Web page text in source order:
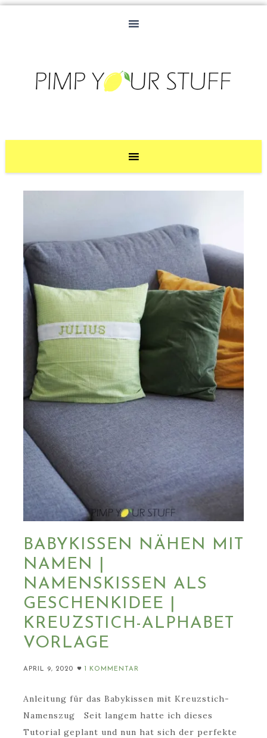
BABYKISSEN NÄHEN MIT
NAMEN |
NAMENSKISSEN ALS
GESCHENKIDEE |
KREUZSTICH-ALPHABET
VORLAGE
APRIL 9, 2020 1 KOMMENTAR
Anleitung für das Babykissen mit Kreuzstich-
Namenszug Seit langem hatte ich dieses
Tutorial geplant und nun hat sich der perfekte